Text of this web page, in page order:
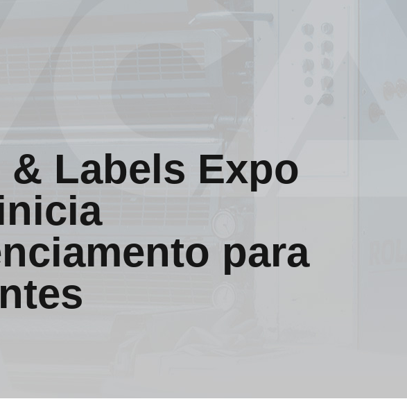
& Labels Expo
para